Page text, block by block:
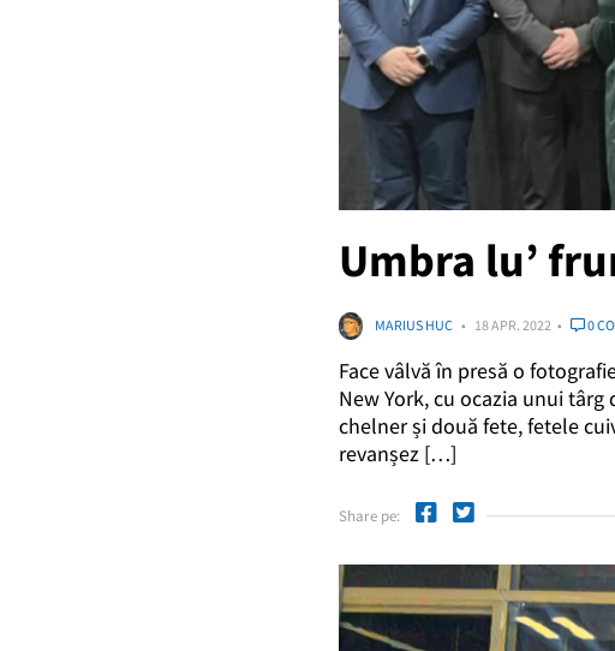
Umbra lu’
MARIUS HUC 18 APR. 2022 0
Face vâlvă în presă o
New York, cu ocazia unui
chelner și două fete, fetele
revanșez […]
Share pe: